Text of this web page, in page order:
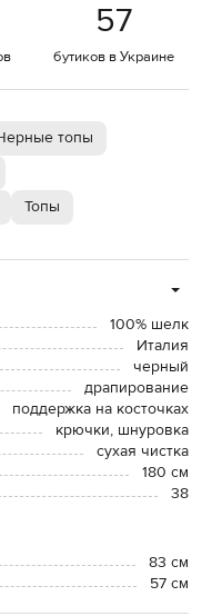
57
бутиков в Украине
топы
Топы
100% шелк
Италия
черный
драпирование
поддержка на косточках
крючки, шнуровка
сухая чистка
180 см
38
83 см
57 см